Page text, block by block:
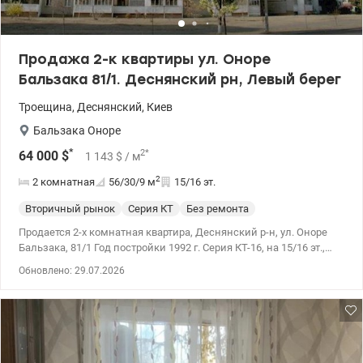
Продажа 2-к квартиры ул. Оноре
Бальзака 81/1. Деснянский рн, Левый берег
Троещина, Деснянский, Киев
Бальзака Оноре
64 000 $* 1 143 $ / м2*
2 комнатная 56/30/9 м2 15/16 эт.
Вторичный рынок Серия КТ
Без ремонта
Продается 2-х комнатная квартира, Деснянский р-н, ул. Оноре
Бальзака, 81/1 Год постройки 1992 г. Серия КТ-16, на 15/16 эт.,
прекрасным видом. Рациональная планировка квартиры
позволяет воплотить ваши творческие желания и идеи. Все
подготовительные работы выполнены, в санузлах, на кухне,
коридоре уложен новый кафель. Установлены
Обновлено: 29.07.2026